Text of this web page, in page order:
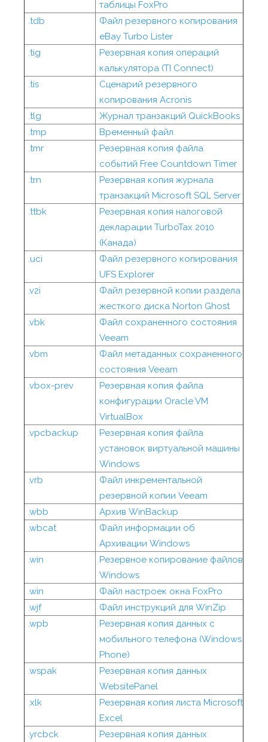
таблицы FoxPro
.tdb
Файл резервного копирования
eBay Turbo Lister
.tig
Резервная копия операций
калькулятора (TI Connect)
.tis
Сценарий резервного
копирования Acronis
.tlg
Журнал транзакций QuickBooks
.tmp
Временный файл
.tmr
Резервная копия файла
событий Free Countdown Timer
.trn
Резервная копия журнала
транзакций Microsoft SQL Server
.ttbk
Резервная копия налоговой
декларации TurboTax 2010
(Канада)
.uci
Файл резервного копирования
UFS Explorer
.v2i
Файл резервной копии раздела
жесткого диска Norton Ghost
.vbk
Файл сохраненного состояния
Veeam
.vbm
Файл метаданных сохраненного
состояния Veeam
.vbox-prev
Резервная копия файла
конфигурации Oracle VM
VirtualBox
.vpcbackup
Резервная копия файла
установок виртуальной машины
Windows
.vrb
Файл инкрементальной
резервной копии Veeam
.wbb
Архив WinBackup
.wbcat
Файл информации об
Архивации Windows
.win
Резервное копирование файлов
Windows
.win
Файл настроек окна FoxPro
.wjf
Файл инструкций для WinZip
.wpb
Резервная копия данных с
мобильного телефона (Windows
Phone)
.wspak
Резервная копия данных
WebsitePanel
.xlk
Резервная копия листа Microsoft
Excel
.yrcbck
Резервная копия данных